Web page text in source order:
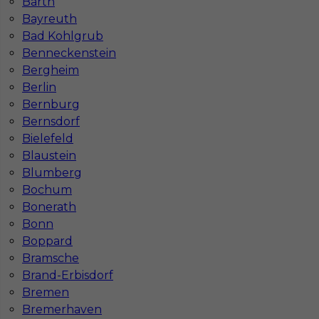
Bayreuth
Bad Kohlgrub
Benneckenstein
Bergheim
Berlin
Bernburg
Bernsdorf
Bielefeld
Blaustein
Blumberg
Bochum
Bonerath
Bonn
Boppard
Bramsche
Brand-Erbisdorf
Bremen
Bremerhaven
Jak znaleźć pracę za granicą?
Czy praca Niemcy na budowie nadal się
opłaca przy obecnych kosztach życia?
Gdzie do pracy za granicę?
Co to jest Gewerbe?